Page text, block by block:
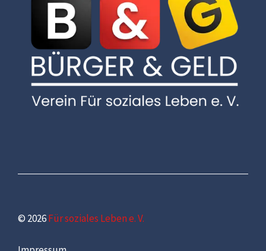
© 2026Für soziales Leben e. V.